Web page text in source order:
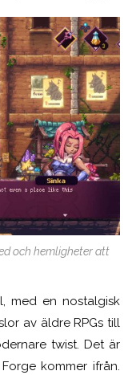
och hemligheter att
med en nostalgisk
av äldre RPGs till
twist. Det är
kommer ifrån.